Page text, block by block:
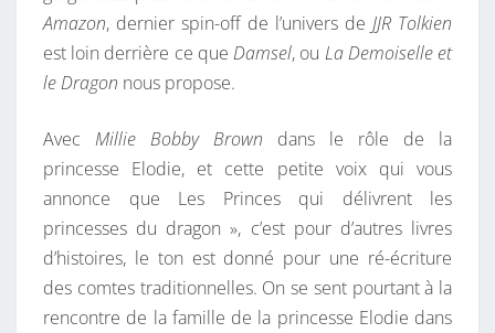
Amazon, dernier spin-off de l’univers de JJR Tolkien
est loin derrière ce queDamsel, ou La Demoiselle et
le Dragon nous propose.
Avec Millie Bobby Brown dans le rôle de la
princesse Elodie, et cette petite voix qui vous
annonce que Les Princes qui délivrent les
princesses du dragon », c’est pour d’autres livres
d’histoires, le ton est donné pour une ré-écriture
des comtes traditionnelles. On se sent pourtant à la
rencontre de la famille de la princesse Elodie dans